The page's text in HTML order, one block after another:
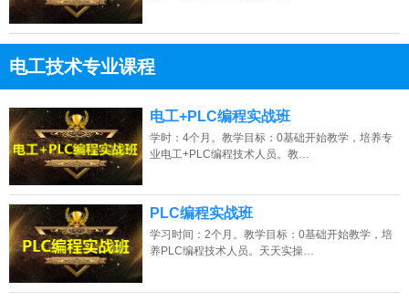
电工技术专业课程
点击免费咨询电话：13807313137
电工+PLC编程实战班
学时：4个月。教学目标：0基础开始教学，培养专
业电工+PLC编程技术人员。教…
PLC编程实战班
学习时间：2个月。教学目标：0基础开始教学，培
养PLC编程技术人员。天天实操…